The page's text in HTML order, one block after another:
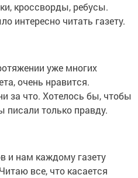
кроссворды, ребу­сы.
интересно читать газету.
уже многих
очень нравится.
за что. Хотелось бы, чтобы
писали только правду.
и нам каждому газету
все, что касается